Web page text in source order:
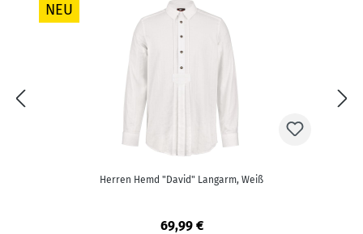
NEU
Herren Hemd "David" Langarm, Weiß
69,99 €